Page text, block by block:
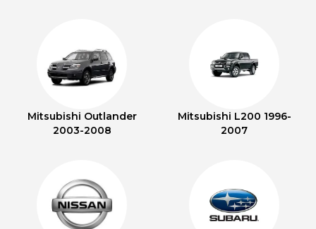
Mitsubishi Outlander
2003-2008
Mitsubishi L200 1996-
2007